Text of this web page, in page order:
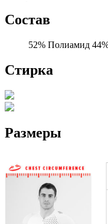
Состав
52% Полиамид
Стирка
Размеры